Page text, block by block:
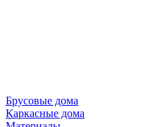
Брусовые дома
Каркасные дома